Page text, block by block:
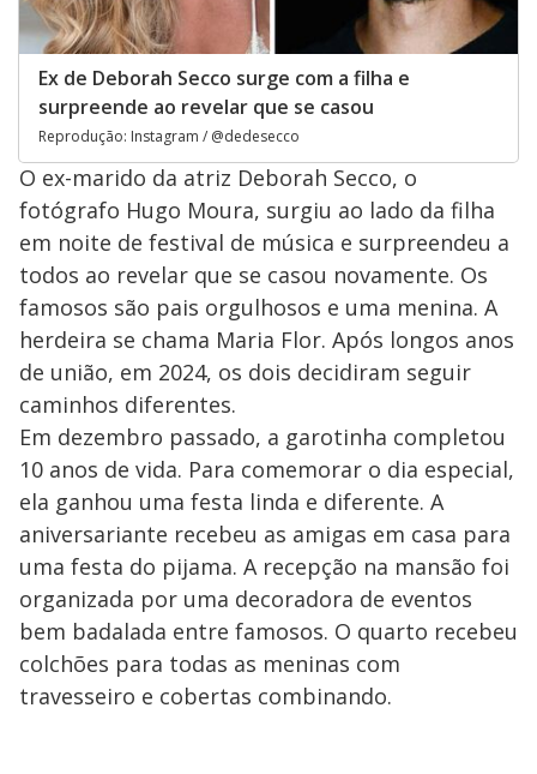
Ex de Deborah Secco surge com a filha e
surpreende ao revelar que se casou
Reprodução: Instagram / @dedesecco
O ex-marido da atriz Deborah Secco, o
fotógrafo Hugo Moura, surgiu ao lado da filha
em noite de festival de música e surpreendeu a
todos ao revelar que se casou novamente. Os
famosos são pais orgulhosos e uma menina. A
herdeira se chama Maria Flor. Após longos anos
de união, em 2024, os dois decidiram seguir
caminhos diferentes.
Em dezembro passado, a garotinha completou
10 anos de vida. Para comemorar o dia especial,
ela ganhou uma festa linda e diferente. A
aniversariante recebeu as amigas em casa para
uma festa do pijama. A recepção na mansão foi
organizada por uma decoradora de eventos
bem badalada entre famosos. O quarto recebeu
colchões para todas as meninas com
travesseiro e cobertas combinando.